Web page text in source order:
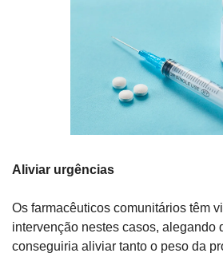
Aliviar urgências
Os farmacêuticos comunitários têm
intervenção nestes casos, alegando
conseguiria aliviar tanto o peso da